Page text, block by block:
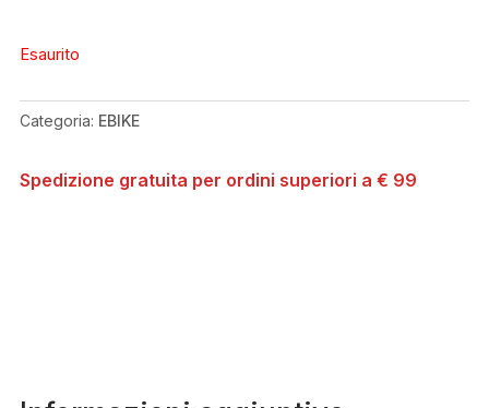
Esaurito
Categoria: EBIKE
Spedizione gratuita per ordini superiori a € 99